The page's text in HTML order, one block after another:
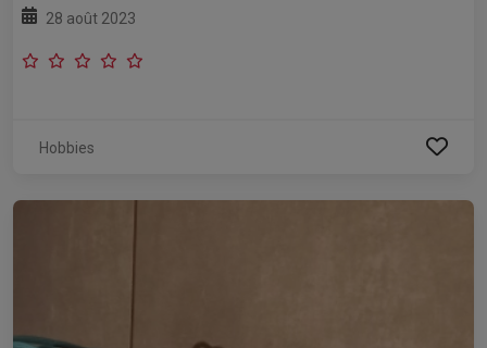
28 août 2023
Hobbies